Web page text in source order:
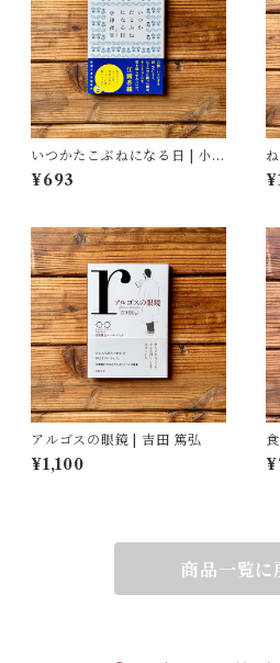
いつかたこぶねになる日 | 小津
夜景
¥693
アルゴスの眼鏡 | 吉田 篤弘
¥1,100
商品一覧に